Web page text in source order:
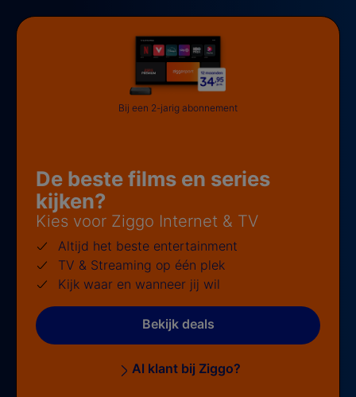
De beste films en series
kijken?
Kies voor Ziggo Internet & TV
Altijd het beste entertainment
TV & Streaming op één plek
Kijk waar en wanneer jij wil
Bekijk deals
Al klant bij Ziggo?
Bij een 2-jarig abonnement